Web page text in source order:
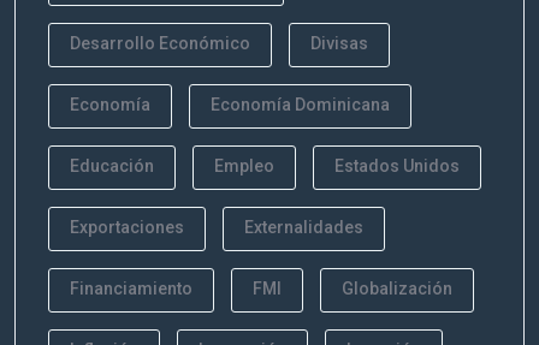
Desarrollo Económico Divisas
Economía Economía Dominicana
Educación Empleo Estados Unidos
Exportaciones Externalidades
Financiamiento FMI Globalización